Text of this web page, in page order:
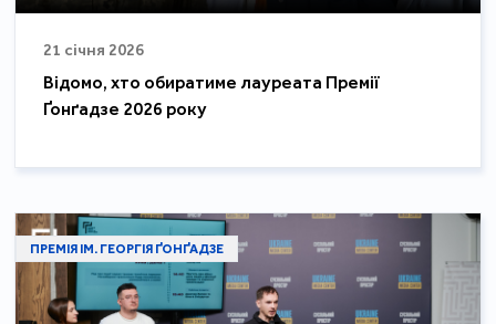
21 січня 2026
Відомо, хто обиратиме лауреата Премії
Ґонґадзе 2026 року
ПРЕМІЯ ІМ. ГЕОРГІЯ ҐОНҐАДЗЕ